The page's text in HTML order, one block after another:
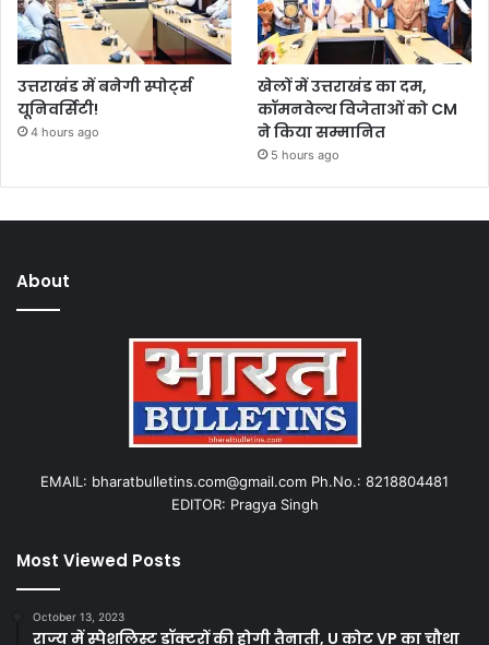
उत्तराखंड में बनेगी स्पोर्ट्स
यूनिवर्सिटी!
4 hours ago
खेलों में उत्तराखंड का दम,
कॉमनवेल्थ विजेताओं को CM
ने किया सम्मानित
5 hours ago
About
EMAIL: bharatbulletins.com@gmail.com Ph.No.: 8218804481
EDITOR: Pragya Singh
Most Viewed Posts
October 13, 2023
राज्य में स्पेशलिस्ट डॉक्टरों की होगी तैनाती, U कोट VP का चौथा